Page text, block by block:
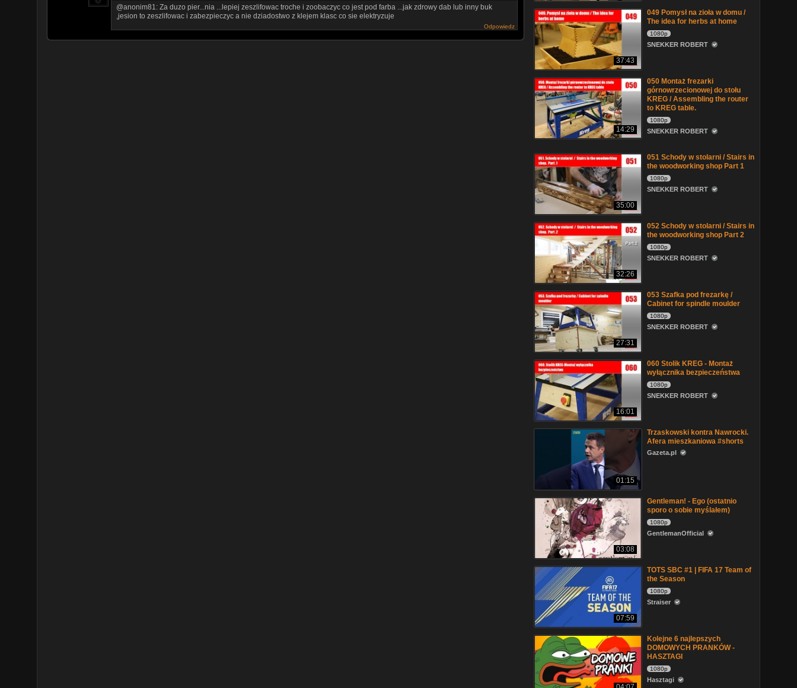
@anonim81: Za duzo pier...nia ...lepiej zeszlifowac troche i zoobaczyc co jest pod farba ...jak zdrowy dab lub inny buk
,jesion to zeszlifowac i zabezpieczyc a nie dziadostwo z klejem klasc co sie elektryzuje
Odpowiedz
37:43
049 Pomysł na zioła w domu /
The idea for herbs at home
1080p
SNEKKER ROBERT
14:29
050 Montaż frezarki
górnowrzecionowej do stołu
KREG / Assembling the router
to KREG table.
1080p
SNEKKER ROBERT
35:00
051 Schody w stolarni / Stairs in
the woodworking shop Part 1
1080p
SNEKKER ROBERT
32:26
052 Schody w stolarni / Stairs in
the woodworking shop Part 2
1080p
SNEKKER ROBERT
27:31
053 Szafka pod frezarkę /
Cabinet for spindle moulder
1080p
SNEKKER ROBERT
16:01
060 Stolik KREG - Montaż
wyłącznika bezpieczeństwa
1080p
SNEKKER ROBERT
01:15
Trzaskowski kontra Nawrocki.
Afera mieszkaniowa #shorts
Gazeta.pl
03:08
Gentleman! - Ego (ostatnio
sporo o sobie myślałem)
1080p
GentlemanOfficial
07:59
TOTS SBC #1 | FIFA 17 Team of
the Season
1080p
Straiser
Kolejne 6 najlepszych
DOMOWYCH PRANKÓW -
HASZTAGI
1080p
Hasztagi